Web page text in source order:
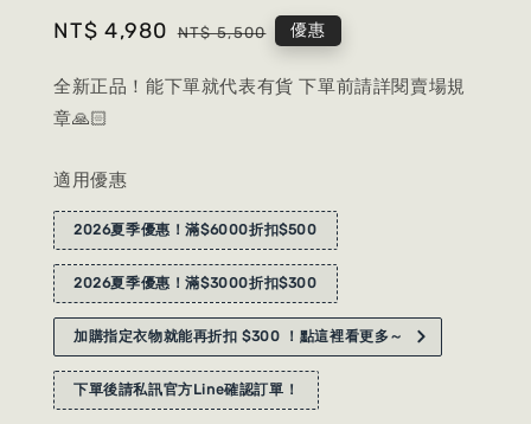
Sale
NT$ 4,980 Regular
NT$ 5,500 優惠
全新正品！能下單就代表有貨 下單前請詳閱賣場規
章🙏🏻
適用優惠
2026夏季優惠！滿$6000折扣$500
2026夏季優惠！滿$3000折扣$300
加購指定衣物就能再折扣 $300 ！點這裡看更多～
下單後請私訊官方Line確認訂單！